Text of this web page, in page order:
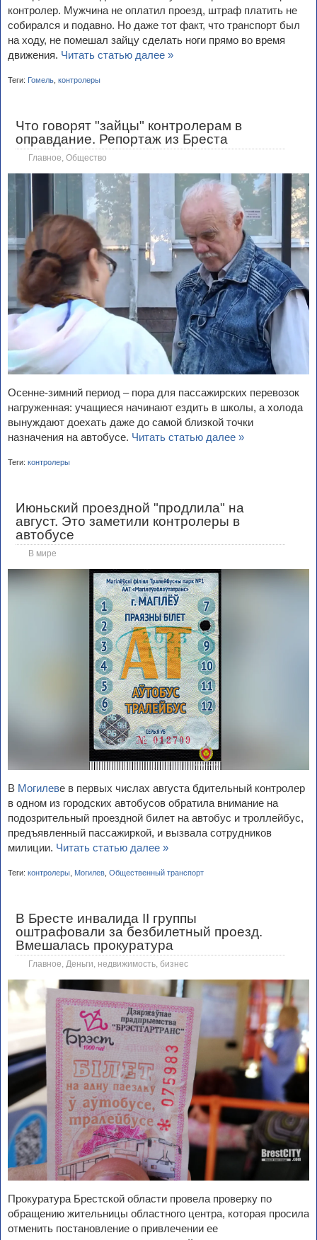
контролер. Мужчина не оплатил проезд, штраф платить не
собирался и подавно. Но даже тот факт, что транспорт был
на ходу, не помешал зайцу сделать ноги прямо во время
движения. Читать статью далее »
Теги: Гомель контролеры
Что говорят "зайцы" контролерам в
оправдание. Репортаж из Бреста
Главное Общество
Осенне-зимний период – пора для пассажирских перевозок
нагруженная: учащиеся начинают ездить в школы, а холода
вынуждают доехать даже до самой близкой точки
назначения на автобусе. Читать статью далее »
Теги: контролеры
Июньский проездной "продлила" на
август. Это заметили контролеры в
автобусе
В мире
В Могилеве в первых числах августа бдительный контролер
в одном из городских автобусов обратила внимание на
подозрительный проездной билет на автобус и троллейбус,
предъявленный пассажиркой, и вызвала сотрудников
милиции. Читать статью далее »
Теги: контролеры Могилев Общественный транспорт
В Бресте инвалида II группы
оштрафовали за безбилетный проезд.
Вмешалась прокуратура
Главное Деньги, недвижимость, бизнес
Прокуратура Брестской области провела проверку по
обращению жительницы областного центра, которая просила
отменить постановление о привлечении ее